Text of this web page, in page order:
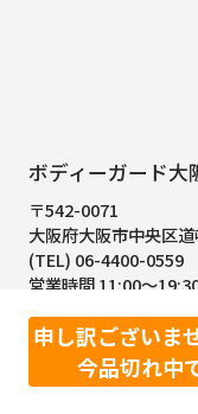
申し訳ございま
今品切れ中
ボディーガード大
〒542-0071
大阪府大阪市中央区
(TEL) 06-4400-0559
営業時間 11:00～
大阪なんば店の詳細